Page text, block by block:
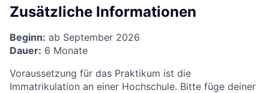
Zusätzliche Informationen
Beginn: ab September 2026
Dauer: 6 Monate
Voraussetzung für das Praktikum ist die
Immatrikulation an einer Hochschule. Bitte füge deiner